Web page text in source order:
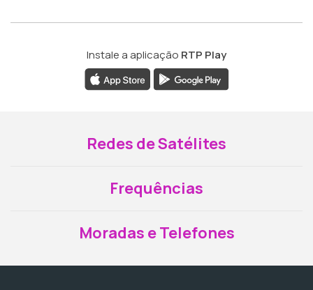
Instale a aplicação RTP Play
Redes de Satélites
Frequências
Moradas e Telefones